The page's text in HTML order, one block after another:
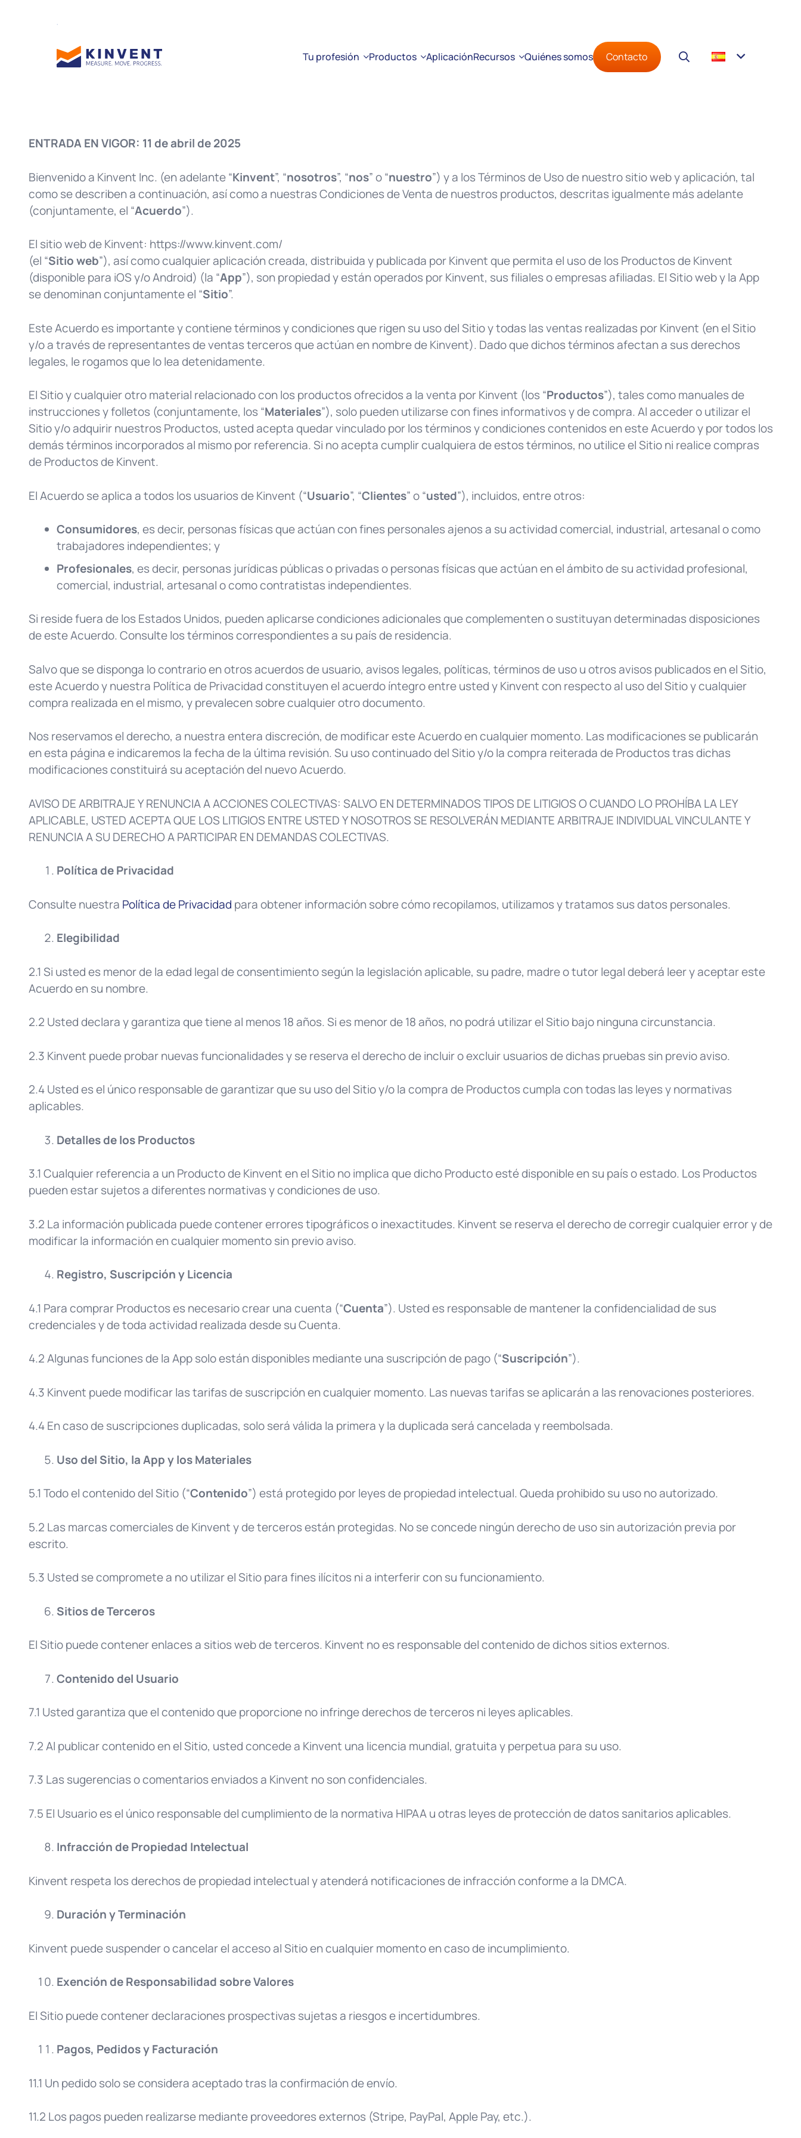
Tu profesión Productos AplicaciónRecursos Quiénes somos Contacto
ENTRADA EN VIGOR: 11 de abril de 2025
Bienvenido a Kinvent Inc. (en adelante “Kinvent”, “nosotros”, “nos” o “nuestro”) y a los Términos de Uso de nuestro sitio web y aplicación, tal
como se describen a continuación, así como a nuestras Condiciones de Venta de nuestros productos, descritas igualmente más adelante
(conjuntamente, el “Acuerdo”).
El sitio web de Kinvent: https://www.kinvent.com/
(el “Sitio web”), así como cualquier aplicación creada, distribuida y publicada por Kinvent que permita el uso de los Productos de Kinvent
(disponible para iOS y/o Android) (la “App”), son propiedad y están operados por Kinvent, sus filiales o empresas afiliadas. El Sitio web y la App
se denominan conjuntamente el “Sitio”.
Este Acuerdo es importante y contiene términos y condiciones que rigen su uso del Sitio y todas las ventas realizadas por Kinvent (en el Sitio
y/o a través de representantes de ventas terceros que actúan en nombre de Kinvent). Dado que dichos términos afectan a sus derechos
legales, le rogamos que lo lea detenidamente.
El Sitio y cualquier otro material relacionado con los productos ofrecidos a la venta por Kinvent (los “Productos”), tales como manuales de
instrucciones y folletos (conjuntamente, los “Materiales”), solo pueden utilizarse con fines informativos y de compra. Al acceder o utilizar el
Sitio y/o adquirir nuestros Productos, usted acepta quedar vinculado por los términos y condiciones contenidos en este Acuerdo y por todos los
demás términos incorporados al mismo por referencia. Si no acepta cumplir cualquiera de estos términos, no utilice el Sitio ni realice compras
de Productos de Kinvent.
El Acuerdo se aplica a todos los usuarios de Kinvent (“Usuario”, “Clientes” o “usted”), incluidos, entre otros:
Consumidores, es decir, personas físicas que actúan con fines personales ajenos a su actividad comercial, industrial, artesanal o como
trabajadores independientes; y
Profesionales, es decir, personas jurídicas públicas o privadas o personas físicas que actúan en el ámbito de su actividad profesional,
comercial, industrial, artesanal o como contratistas independientes.
Si reside fuera de los Estados Unidos, pueden aplicarse condiciones adicionales que complementen o sustituyan determinadas disposiciones
de este Acuerdo. Consulte los términos correspondientes a su país de residencia.
Salvo que se disponga lo contrario en otros acuerdos de usuario, avisos legales, políticas, términos de uso u otros avisos publicados en el Sitio,
este Acuerdo y nuestra Política de Privacidad constituyen el acuerdo íntegro entre usted y Kinvent con respecto al uso del Sitio y cualquier
compra realizada en el mismo, y prevalecen sobre cualquier otro documento.
Nos reservamos el derecho, a nuestra entera discreción, de modificar este Acuerdo en cualquier momento. Las modificaciones se publicarán
en esta página e indicaremos la fecha de la última revisión. Su uso continuado del Sitio y/o la compra reiterada de Productos tras dichas
modificaciones constituirá su aceptación del nuevo Acuerdo.
AVISO DE ARBITRAJE Y RENUNCIA A ACCIONES COLECTIVAS: SALVO EN DETERMINADOS TIPOS DE LITIGIOS O CUANDO LO PROHÍBA LA LEY
APLICABLE, USTED ACEPTA QUE LOS LITIGIOS ENTRE USTED Y NOSOTROS SE RESOLVERÁN MEDIANTE ARBITRAJE INDIVIDUAL VINCULANTE Y
RENUNCIA A SU DERECHO A PARTICIPAR EN DEMANDAS COLECTIVAS.
Política de Privacidad
Consulte nuestra Política de Privacidad para obtener información sobre cómo recopilamos, utilizamos y tratamos sus datos personales.
Elegibilidad
2.1 Si usted es menor de la edad legal de consentimiento según la legislación aplicable, su padre, madre o tutor legal deberá leer y aceptar este
Acuerdo en su nombre.
2.2 Usted declara y garantiza que tiene al menos 18 años. Si es menor de 18 años, no podrá utilizar el Sitio bajo ninguna circunstancia.
2.3 Kinvent puede probar nuevas funcionalidades y se reserva el derecho de incluir o excluir usuarios de dichas pruebas sin previo aviso.
2.4 Usted es el único responsable de garantizar que su uso del Sitio y/o la compra de Productos cumpla con todas las leyes y normativas
aplicables.
Detalles de los Productos
3.1 Cualquier referencia a un Producto de Kinvent en el Sitio no implica que dicho Producto esté disponible en su país o estado. Los Productos
pueden estar sujetos a diferentes normativas y condiciones de uso.
3.2 La información publicada puede contener errores tipográficos o inexactitudes. Kinvent se reserva el derecho de corregir cualquier error y de
modificar la información en cualquier momento sin previo aviso.
Registro, Suscripción y Licencia
4.1 Para comprar Productos es necesario crear una cuenta (“Cuenta”). Usted es responsable de mantener la confidencialidad de sus
credenciales y de toda actividad realizada desde su Cuenta.
4.2 Algunas funciones de la App solo están disponibles mediante una suscripción de pago (“Suscripción”).
4.3 Kinvent puede modificar las tarifas de suscripción en cualquier momento. Las nuevas tarifas se aplicarán a las renovaciones posteriores.
4.4 En caso de suscripciones duplicadas, solo será válida la primera y la duplicada será cancelada y reembolsada.
Uso del Sitio, la App y los Materiales
5.1 Todo el contenido del Sitio (“Contenido”) está protegido por leyes de propiedad intelectual. Queda prohibido su uso no autorizado.
5.2 Las marcas comerciales de Kinvent y de terceros están protegidas. No se concede ningún derecho de uso sin autorización previa por
escrito.
5.3 Usted se compromete a no utilizar el Sitio para fines ilícitos ni a interferir con su funcionamiento.
Sitios de Terceros
El Sitio puede contener enlaces a sitios web de terceros. Kinvent no es responsable del contenido de dichos sitios externos.
Contenido del Usuario
7.1 Usted garantiza que el contenido que proporcione no infringe derechos de terceros ni leyes aplicables.
7.2 Al publicar contenido en el Sitio, usted concede a Kinvent una licencia mundial, gratuita y perpetua para su uso.
7.3 Las sugerencias o comentarios enviados a Kinvent no son confidenciales.
7.5 El Usuario es el único responsable del cumplimiento de la normativa HIPAA u otras leyes de protección de datos sanitarios aplicables.
Infracción de Propiedad Intelectual
Kinvent respeta los derechos de propiedad intelectual y atenderá notificaciones de infracción conforme a la DMCA.
Duración y Terminación
Kinvent puede suspender o cancelar el acceso al Sitio en cualquier momento en caso de incumplimiento.
Exención de Responsabilidad sobre Valores
El Sitio puede contener declaraciones prospectivas sujetas a riesgos e incertidumbres.
Pagos, Pedidos y Facturación
11.1 Un pedido solo se considera aceptado tras la confirmación de envío.
11.2 Los pagos pueden realizarse mediante proveedores externos (Stripe, PayPal, Apple Pay, etc.).